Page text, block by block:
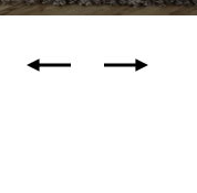
Farbton: Y05 95 05